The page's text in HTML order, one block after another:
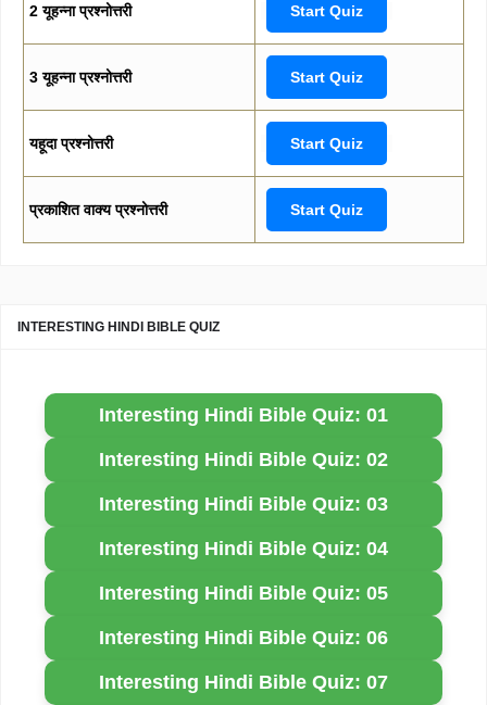
2 यूहन्ना प्रश्नोत्तरी Start Quiz
3 यूहन्ना प्रश्नोत्तरी Start Quiz
यहूदा प्रश्नोत्तरी Start Quiz
प्रकाशित वाक्य प्रश्नोत्तरी Start Quiz
INTERESTING HINDI BIBLE QUIZ
Interesting Hindi Bible Quiz: 01
Interesting Hindi Bible Quiz: 02
Interesting Hindi Bible Quiz: 03
Interesting Hindi Bible Quiz: 04
Interesting Hindi Bible Quiz: 05
Interesting Hindi Bible Quiz: 06
Interesting Hindi Bible Quiz: 07